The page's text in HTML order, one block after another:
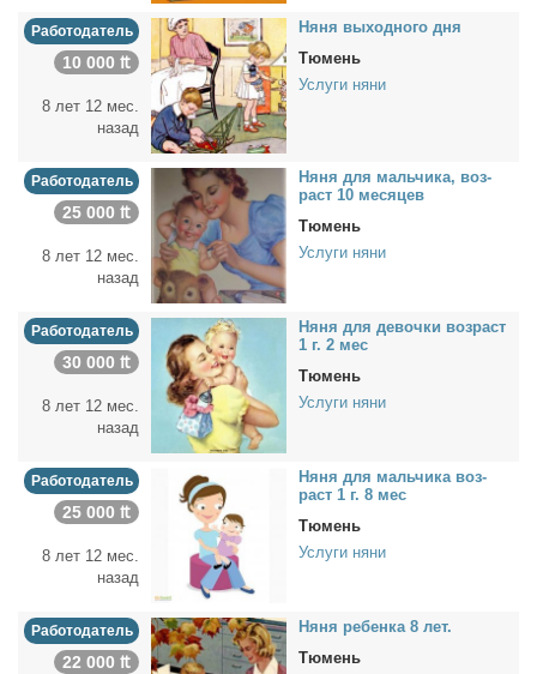
Работодатель
10 000 ₶
8 лет 12 мес.
назад
Ня­ня вы­ход­но­го дня
Тюмень
Услуги няни
Работодатель
25 000 ₶
8 лет 12 мес.
назад
Ня­ня для маль­чи­ка, воз­
раст 10 ме­ся­цев
Тюмень
Услуги няни
Работодатель
30 000 ₶
8 лет 12 мес.
назад
Ня­ня для де­воч­ки воз­раст
1 г. 2 мес
Тюмень
Услуги няни
Работодатель
25 000 ₶
8 лет 12 мес.
назад
Ня­ня для маль­чи­ка воз­
раст 1 г. 8 мес
Тюмень
Услуги няни
Работодатель
22 000 ₶
Ня­ня ре­бен­ка 8 лет.
Тюмень